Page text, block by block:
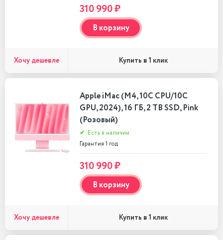
310 990 ₽
В корзину
Хочу дешевле Купить в 1 клик
Apple iMac (M4, 10C CPU/10C
GPU, 2024), 16 ГБ, 2 TB SSD, Pink
(Розовый)
✔ Есть в наличии
Гарантия 1 год
310 990 ₽
В корзину
Хочу дешевле Купить в 1 клик